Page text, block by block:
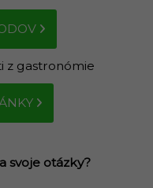
z gastronómie
svoje otázky?